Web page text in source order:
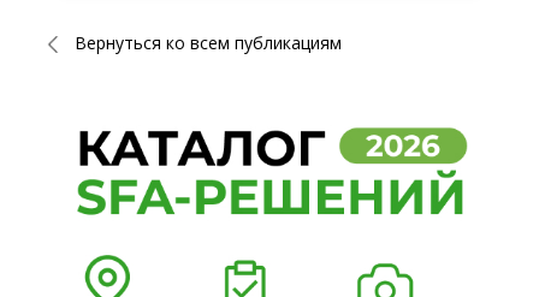
Вернуться ко всем публикациям